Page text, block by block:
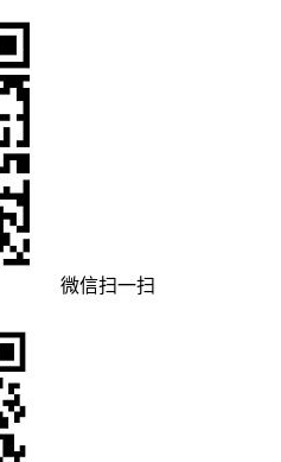
微信扫一扫